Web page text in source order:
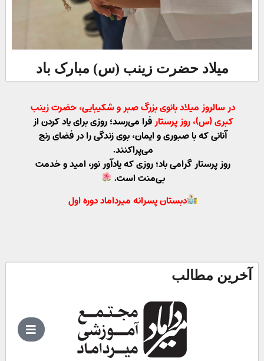
میلاد حضرت زینب (س) مبارک باد
در سالروز میلاد بانوی بزرگ صبر و شکیبایی، حضرت زینب
کبری (س)، روز پرستارفرا می‌رسد؛ روزی برای یاد کردن از
آنانی که با صبوری و ایمان، بوی زندگی را در فضای رنج
می‌پراکنند.
روز پرستار گرامی باد؛ روزی که یادآور نور، امید و خدمت
بی‌منت است.
دبستان پسرانه میرداماد دوره اول
آخرین مطالب